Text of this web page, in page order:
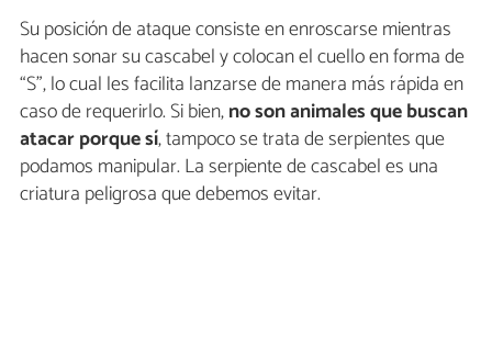
Su posición de ataque consiste en enroscarse mientras
hacen sonar su cascabel y colocan el cuello en forma de
“S”, lo cual les facilita lanzarse de manera más rápida en
caso de requerirlo. Si bien,no son animales que buscan
atacar porque sí, tampoco se trata de serpientes que
podamos manipular. La serpiente de cascabel es una
criatura peligrosa que debemos evitar.